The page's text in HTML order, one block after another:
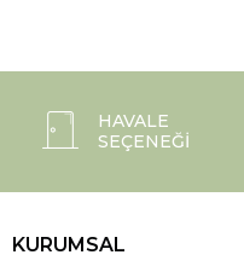
HAVALE
SEÇENEĞI
KURUMSAL